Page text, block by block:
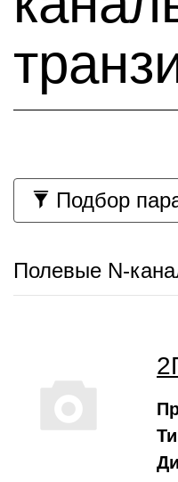
Подбор
Полевые N-